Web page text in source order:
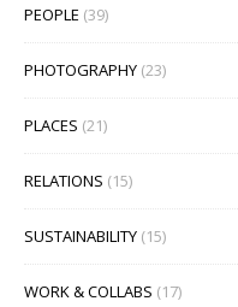
PEOPLE (39)
PHOTOGRAPHY (23)
PLACES (21)
RELATIONS (15)
SUSTAINABILITY (15)
WORK & COLLABS (17)